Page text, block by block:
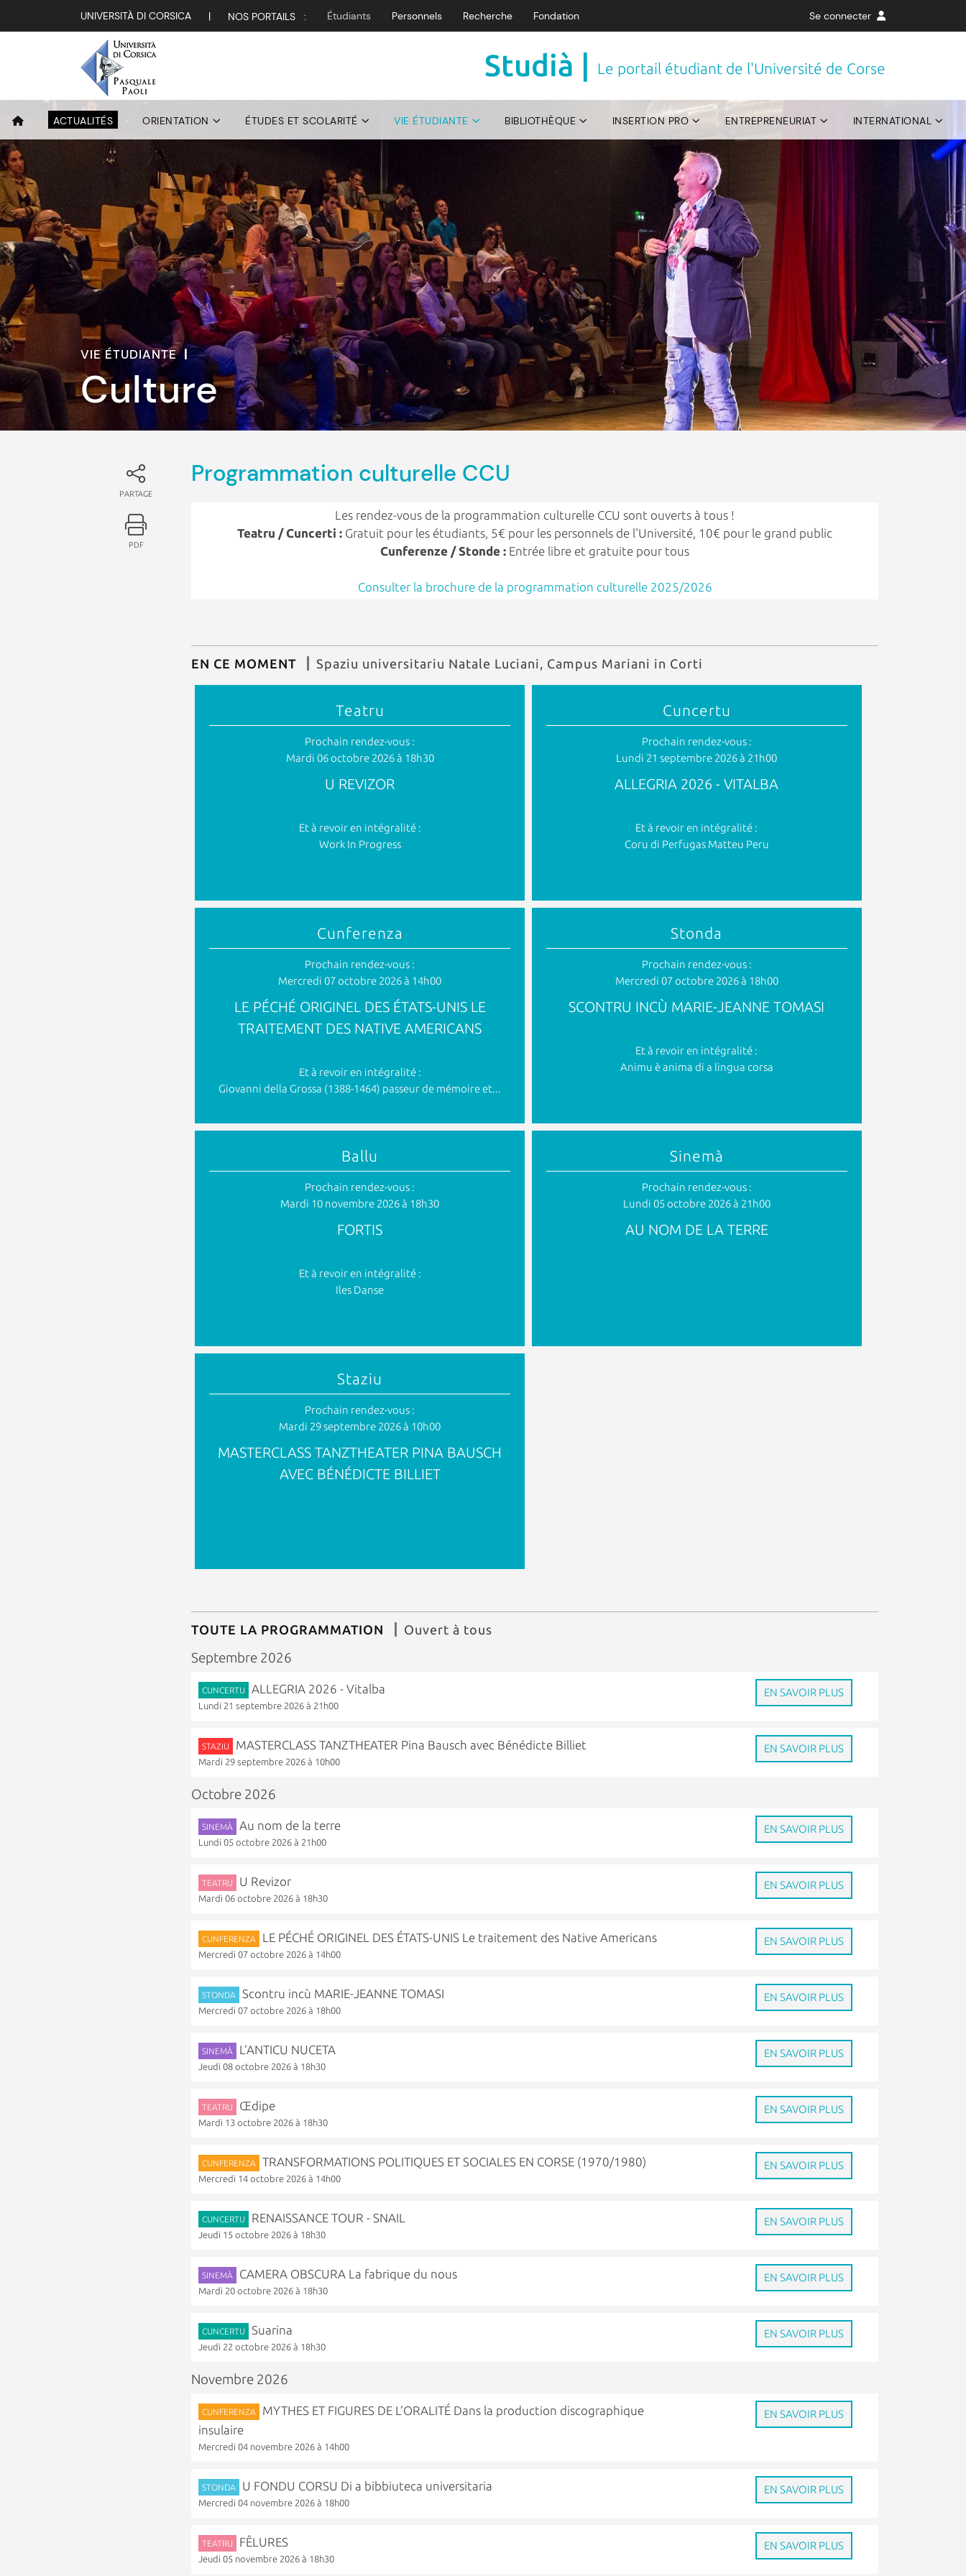
UNIVERSITÀ DI CORSICA | NOS PORTAILS : Étudiants Personnels Recherche Fondation Se connecter
Studià | Le portail étudiant de l'Université de Corse
ACTUALITÉS ORIENTATION ÉTUDES ET SCOLARITÉ VIE ÉTUDIANTE BIBLIOTHÈQUE INSERTION PRO ENTREPRENEURIAT INTERNATIONAL
VIE ÉTUDIANTE|
Culture
PARTAGE
PDF
Programmation culturelle CCU
Les rendez-vous de la programmation culturelle CCU sont ouverts à tous !
Teatru / Cuncerti : Gratuit pour les étudiants, 5€ pour les personnels de l'Université, 10€ pour le grand public
Cunferenze / Stonde : Entrée libre et gratuite pour tous
Consulter la brochure de la programmation culturelle 2025/2026
EN CE MOMENT Spaziu universitariu Natale Luciani, Campus Mariani in Corti
Teatru
Prochain rendez-vous :
Mardi 06 octobre 2026 à 18h30
U REVIZOR
Et à revoir en intégralité :
Work In Progress
Cuncertu
Prochain rendez-vous :
Lundi 21 septembre 2026 à 21h00
ALLEGRIA 2026 - VITALBA
Et à revoir en intégralité :
Coru di Perfugas Matteu Peru
Cunferenza
Prochain rendez-vous :
Mercredi 07 octobre 2026 à 14h00
LE PÉCHÉ ORIGINEL DES ÉTATS-UNIS LE
TRAITEMENT DES NATIVE AMERICANS
Et à revoir en intégralité :
Giovanni della Grossa (1388-1464) passeur de mémoire et...
Stonda
Prochain rendez-vous :
Mercredi 07 octobre 2026 à 18h00
SCONTRU INCÙ MARIE-JEANNE TOMASI
Et à revoir en intégralité :
Animu è anima di a lingua corsa
Ballu
Prochain rendez-vous :
Mardi 10 novembre 2026 à 18h30
FORTIS
Et à revoir en intégralité :
Iles Danse
Sinemà
Prochain rendez-vous :
Lundi 05 octobre 2026 à 21h00
AU NOM DE LA TERRE
Staziu
Prochain rendez-vous :
Mardi 29 septembre 2026 à 10h00
MASTERCLASS TANZTHEATER PINA BAUSCH
AVEC BÉNÉDICTE BILLIET
TOUTE LA PROGRAMMATION Ouvert à tous
Septembre 2026
CUNCERTU ALLEGRIA 2026 - Vitalba
Lundi 21 septembre 2026 à 21h00
EN SAVOIR PLUS
STAZIU MASTERCLASS TANZTHEATER Pina Bausch avec Bénédicte Billiet
Mardi 29 septembre 2026 à 10h00
EN SAVOIR PLUS
Octobre 2026
SINEMÀ Au nom de la terre
Lundi 05 octobre 2026 à 21h00
EN SAVOIR PLUS
TEATRU U Revizor
Mardi 06 octobre 2026 à 18h30
EN SAVOIR PLUS
CUNFERENZA LE PÉCHÉ ORIGINEL DES ÉTATS-UNIS Le traitement des Native Americans
Mercredi 07 octobre 2026 à 14h00
EN SAVOIR PLUS
STONDA Scontru incù MARIE-JEANNE TOMASI
Mercredi 07 octobre 2026 à 18h00
EN SAVOIR PLUS
SINEMÀ L’ANTICU NUCETA
Jeudi 08 octobre 2026 à 18h30
EN SAVOIR PLUS
TEATRU Œdipe
Mardi 13 octobre 2026 à 18h30
EN SAVOIR PLUS
CUNFERENZA TRANSFORMATIONS POLITIQUES ET SOCIALES EN CORSE (1970/1980)
Mercredi 14 octobre 2026 à 14h00
EN SAVOIR PLUS
CUNCERTU RENAISSANCE TOUR - SNAIL
Jeudi 15 octobre 2026 à 18h30
EN SAVOIR PLUS
SINEMÀ CAMERA OBSCURA La fabrique du nous
Mardi 20 octobre 2026 à 18h30
EN SAVOIR PLUS
CUNCERTU Suarina
Jeudi 22 octobre 2026 à 18h30
EN SAVOIR PLUS
Novembre 2026
CUNFERENZA
MYTHES ET FIGURES DE L’ORALITÉ Dans la production discographique
insulaire
Mercredi 04 novembre 2026 à 14h00
EN SAVOIR PLUS
STONDA U FONDU CORSU Di a bibbiuteca universitaria
Mercredi 04 novembre 2026 à 18h00
EN SAVOIR PLUS
TEATRU FÊLURES
Jeudi 05 novembre 2026 à 18h30
EN SAVOIR PLUS